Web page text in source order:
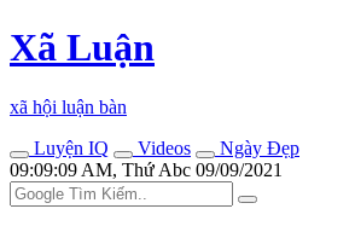
Xã Luận
xã hội luận bàn
Luyện IQ
Videos
Ngày Đẹp
09:09:09 AM, Thứ Abc 09/09/2021